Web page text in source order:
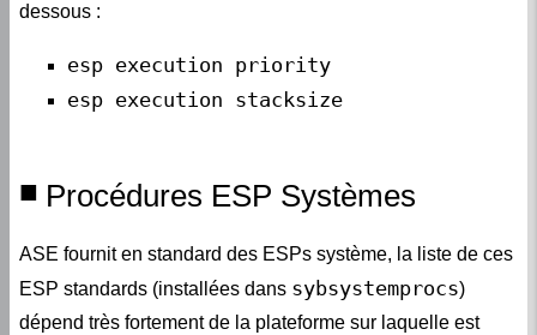
dessous :
esp execution priority
esp execution stacksize
Procédures ESP Systèmes
ASE fournit en standard des ESPs système, la liste de ces
ESP standards (installées dans sybsystemprocs)
dépend très fortement de la plateforme sur laquelle est